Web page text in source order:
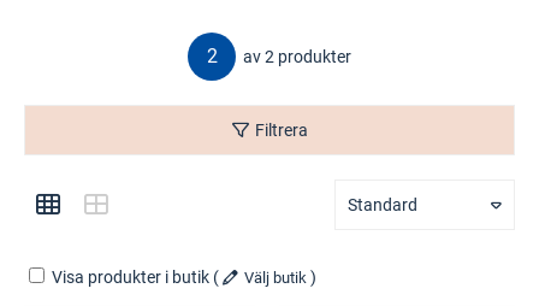
2 av 2 produkter
Filtrera
Standard
Visa produkter i butik ( Välj butik )